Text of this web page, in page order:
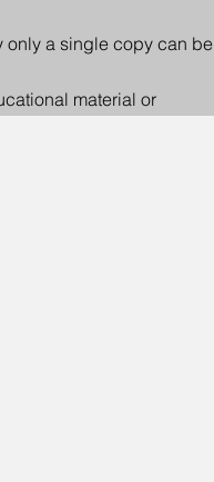
only a single copy can be
material or